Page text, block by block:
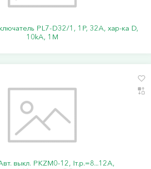
PL7-D32/1, 1P, 32A, хар-ка D,
10kA, 1M
выкл. PKZM0-12, Iт.р.=8...12А,